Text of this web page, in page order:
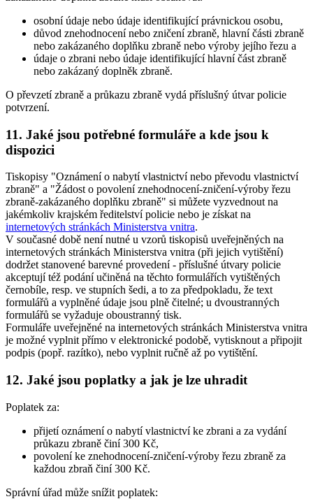
osobní údaje nebo údaje identifikující právnickou osobu,
důvod znehodnocení nebo zničení zbraně, hlavní části zbraně
nebo zakázaného doplňku zbraně nebo výroby jejího řezu a
údaje o zbrani nebo údaje identifikující hlavní část zbraně
nebo zakázaný doplněk zbraně.
O převzetí zbraně a průkazu zbraně vydá příslušný útvar policie
potvrzení.
11. Jaké jsou potřebné formuláře a kde jsou k
dispozici
Tiskopisy "Oznámení o nabytí vlastnictví nebo převodu vlastnictví
zbraně" a "Žádost o povolení znehodnocení-zničení-výroby řezu
zbraně-zakázaného doplňku zbraně" si můžete vyzvednout na
jakémkoliv krajském ředitelství policie nebo je získat na
internetových stránkách Ministerstva vnitra.
V současné době není nutné u vzorů tiskopisů uveřejněných na
internetových stránkách Ministerstva vnitra (při jejich vytištění)
dodržet stanovené barevné provedení - příslušné útvary policie
akceptují též podání učiněná na těchto formulářích vytištěných
černobíle, resp. ve stupních šedi, a to za předpokladu, že text
formulářů a vyplněné údaje jsou plně čitelné; u dvoustranných
formulářů se vyžaduje oboustranný tisk.
Formuláře uveřejněné na internetových stránkách Ministerstva vnitra
je možné vyplnit přímo v elektronické podobě, vytisknout a připojit
podpis (popř. razítko), nebo vyplnit ručně až po vytištění.
12. Jaké jsou poplatky a jak je lze uhradit
Poplatek za:
přijetí oznámení o nabytí vlastnictví ke zbrani a za vydání
průkazu zbraně činí 300 Kč,
povolení ke znehodnocení-zničení-výroby řezu zbraně za
každou zbraň činí 300 Kč.
Správní úřad může snížit poplatek: